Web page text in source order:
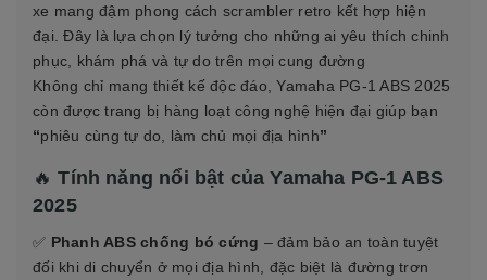
xe mang đậm phong cách scrambler retro kết hợp hiện
đại . Đây là lựa chọn lý tưởng cho những ai yêu thíchchinh
phục, khám phá và tự do trên mọi cung đường
Không chỉ mang thiết kế độc đáo, Yamaha PG-1 ABS 2025
còn được trang bị hàng loạt công nghệ hiện đại giúp bạn
“phiêu cùng tự do, làm chủ mọi địa hình”
🔥Tính năng nổi bật của Yamaha PG-1 ABS
2025
✅ Phanh ABS chống bó cứng – đảm bảo an toàn tuyệt
đối khi di chuyển ở mọi địa hình, đặc biệt là đường trơn